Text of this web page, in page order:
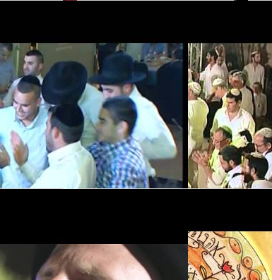
סיני תור - קליפ הלהקה
להקת תכל'ס - קליפ
הלהקה